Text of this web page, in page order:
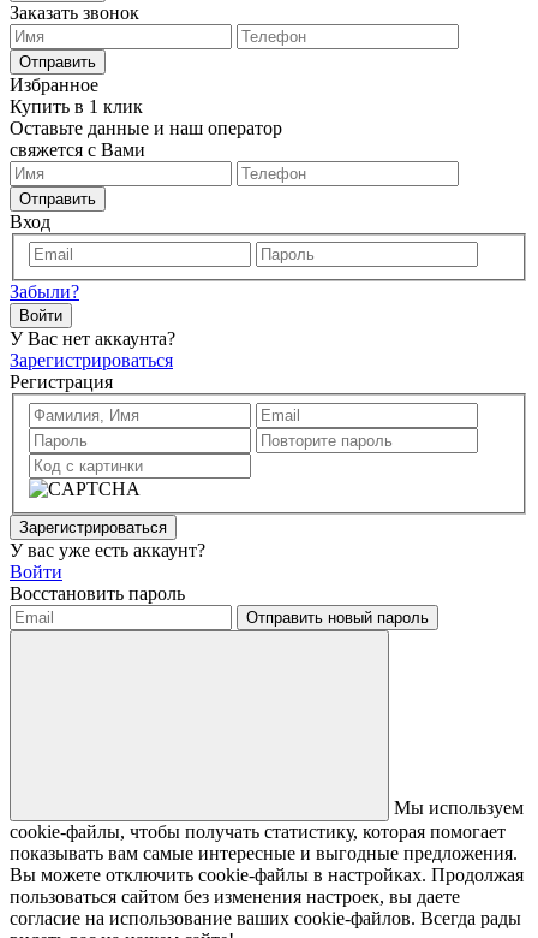
Заказать звонок
Отправить
Избранное
Купить в 1 клик
Оставьте данные и наш оператор
свяжется с Вами
Отправить
Вход
Забыли?
Войти
У Вас нет аккаунта?
Зарегистрироваться
Регистрация
Зарегистрироваться
У вас уже есть аккаунт?
Войти
Восстановить пароль
Отправить новый пароль
Мы используем
cookie-файлы, чтобы получать статистику, которая помогает
показывать вам самые интересные и выгодные предложения.
Вы можете отключить cookie-файлы в настройках. Продолжая
пользоваться сайтом без изменения настроек, вы даете
согласие на использование ваших cookie-файлов. Всегда рады